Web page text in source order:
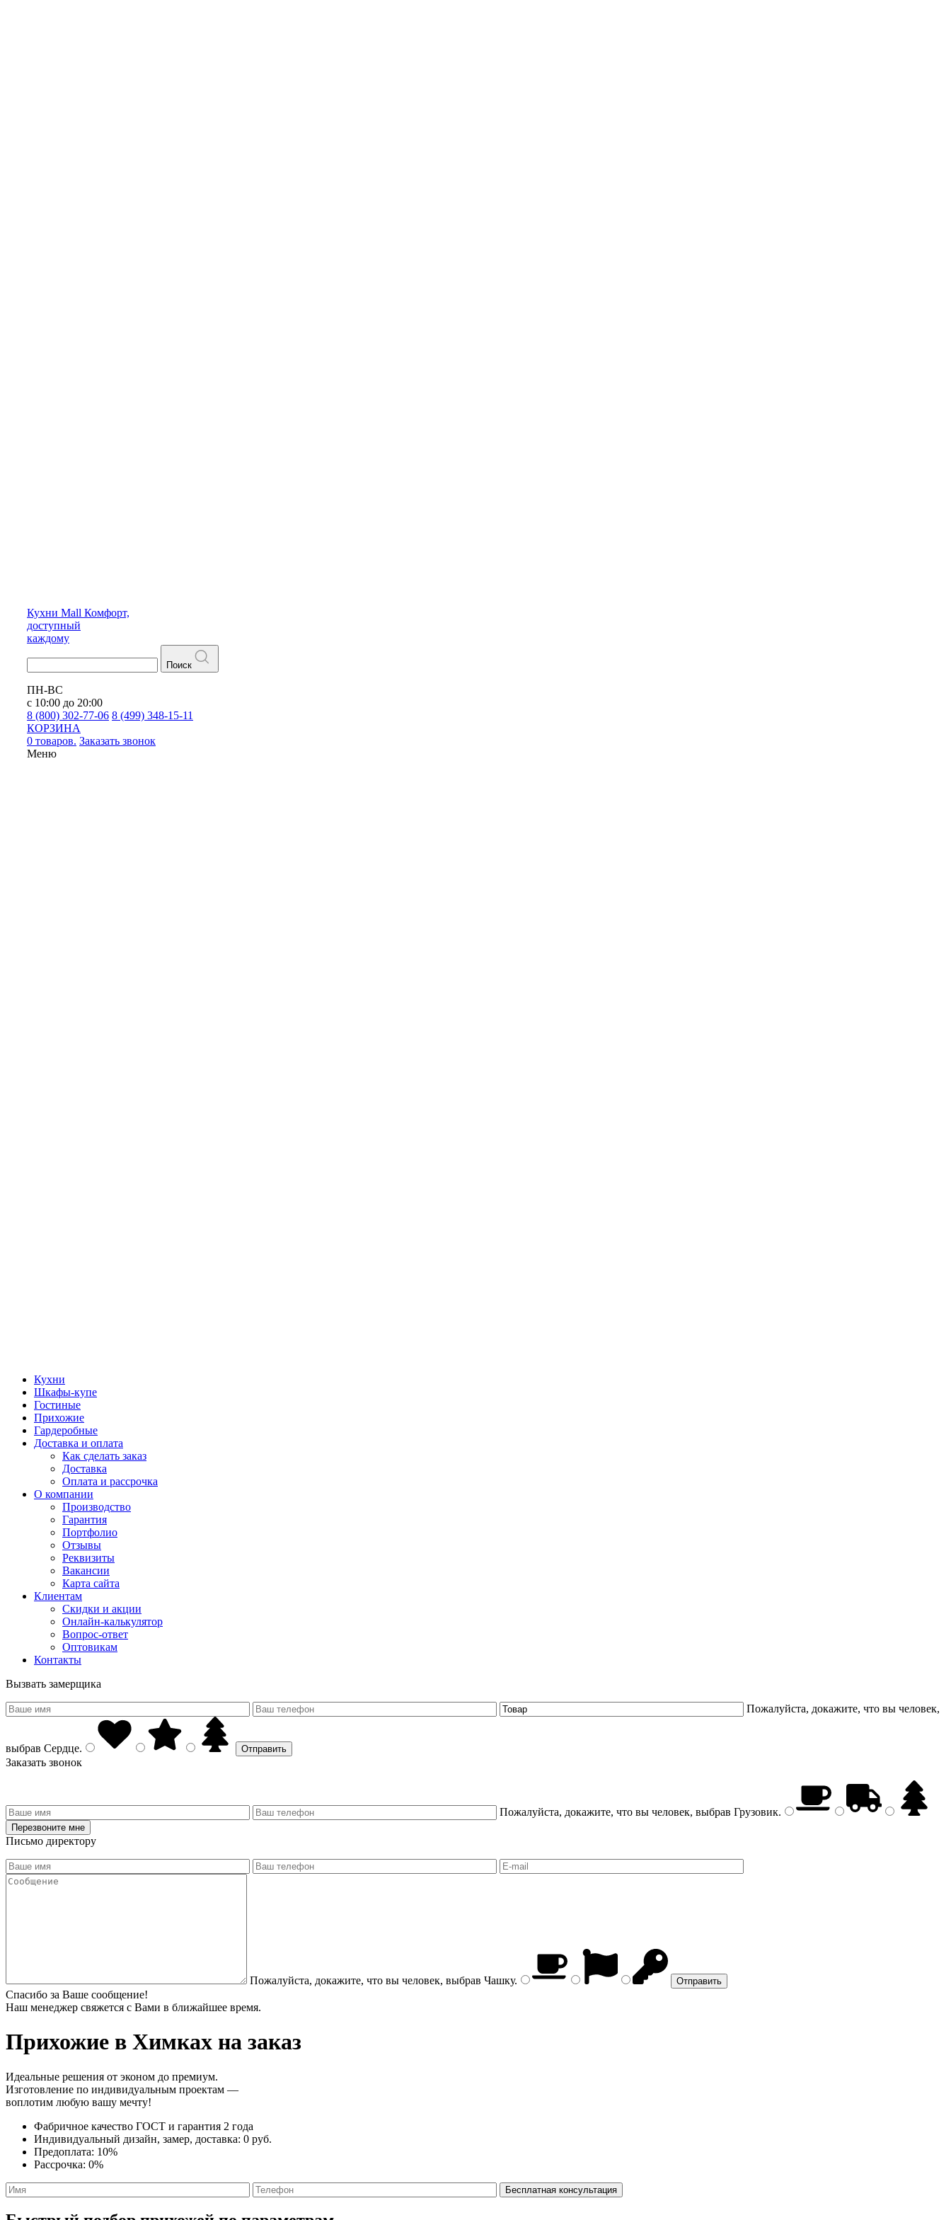
Кухни Mall Комфорт,
доступный
каждому
Поиск
ПН-ВС
с 10:00 до 20:00
8 (800) 302-77-06 8 (499) 348-15-11
КОРЗИНА
0 товаров. Заказать звонок
Меню
Кухни
Шкафы-купе
Гостиные
Прихожие
Гардеробные
Доставка и оплата
Как сделать заказ
Доставка
Оплата и рассрочка
О компании
Производство
Гарантия
Портфолио
Отзывы
Реквизиты
Вакансии
Карта сайта
Клиентам
Скидки и акции
Онлайн-калькулятор
Вопрос-ответ
Оптовикам
Контакты
Вызвать замерщика
Пожалуйста, докажите, что вы человек,
выбрав Сердце.
Заказать звонок
Пожалуйста, докажите, что вы человек, выбрав Грузовик.
Письмо директору
Пожалуйста, докажите, что вы человек, выбрав Чашку.
Спасибо за Ваше сообщение!
Наш менеджер свяжется с Вами в ближайшее время.
Прихожие в Химках на заказ
Идеальные решения от эконом до премиум.
Изготовление по индивидуальным проектам —
воплотим любую вашу мечту!
Фабричное качество ГОСТ и гарантия 2 года
Индивидуальный дизайн, замер, доставка: 0 руб.
Предоплата: 10%
Рассрочка: 0%